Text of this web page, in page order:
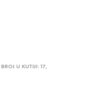
BROJ U KUTIJI: 17,